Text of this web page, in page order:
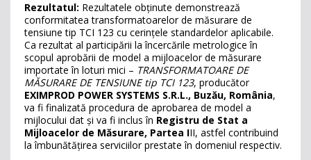
Rezultatul: Rezultatele obținute demonstrează
conformitatea transformatoarelor de măsurare de
tensiune tip TCI 123 cu cerințele standardelor aplicabile.
Ca rezultat al participării la încercările metrologice în
scopul aprobării de model a mijloacelor de măsurare
importate în loturi mici – TRANSFORMATOARE DE
MĂSURARE DE TENSIUNE tip TCI 123, producător
EXIMPROD POWER SYSTEMS S.R.L., Buzău, România,
va fi finalizată procedura de aprobarea de model a
mijlocului dat și va fi inclus în Registru de Stat a
Mijloacelor de Măsurare, Partea III, astfel contribuind
la îmbunătățirea serviciilor prestate în domeniul respectiv.